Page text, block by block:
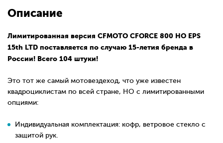
Описание
Лимитированная версия CFMOTO CFORCE 800 HO EPS
15th LTD поставляется по случаю 15-летия бренда в
России! Всего 104 штуки!
Это тот же самый мотовездеход, что уже известен
квадроциклистам по всей стране, НО с лимитированными
опциями:
Индивидуальная комплектация: кофр, ветровое стекло с
защитой рук.